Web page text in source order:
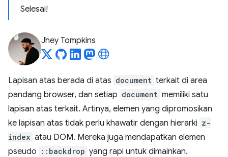
Selesai!
Jhey Tompkins
Lapisan atas berada di atas document terkait di area
pandang browser, dan setiap document memiliki satu
lapisan atas terkait. Artinya, elemen yang dipromosikan
ke lapisan atas tidak perlu khawatir dengan hierarki z-
index atau DOM. Mereka juga mendapatkan elemen
pseudo
::backdrop yang rapi untuk dimainkan.